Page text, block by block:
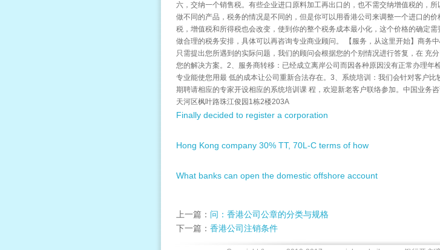
六，交纳一个销售税。有些企业进口原料加工再出口的，也不需交纳增值税的，所
做不同的产品，税务的情况是不同的，但是你可以用香港公司来调整一个进口的价
税，增值税和所得税也会改变，使到你的整个税务成本最小化，这个价格的确定需
做合理的税务安排，具体可以再咨询专业商业顾问。 【服务，从这里开始】商务中
只需提出您所遇到的实际问题，我们的顾问会根据您的个别情况进行答复，在 充
您的解决方案。2、服务商转移：已经成立离岸公司而因各种原因没有正常办理年
专业能使您用最 低的成本让公司重新合法存在。3、系统培训：我们会针对客户比
期聘请相应的专家开设相应的系统培训课 程，欢迎新老客户联络参加。中国业务
天河区枫叶路珠江俊园1栋2楼203A
Finally decided to register a corporation
Hong Kong company 30% TT, 70L-C terms of how
What banks can open the domestic offshore account
上一篇： 问：香港公司公章的分类与规格
下一篇： 香港公司注销条件